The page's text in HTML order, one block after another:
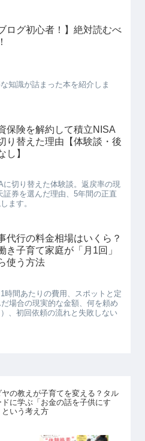
ブログ初心者！】絶対読むべ
知識が詰まった本を紹介しま
保険を解約して積立NISA
り替えた理由【体験談・後
し】
切り替えた体験談。返戻率の現
券を選んだ理由、5年間の正直
ます。
代行の料金相場はいくら？
き子育て家庭が「月1回」
使う方法
時間あたりの費用、スポットと定
場合の現実的な金額、何を頼め
、初回依頼の流れと失敗しない
ヤの教えが子育てを変える？タル
ドに学ぶ「お金の話を子供にす
という考え方